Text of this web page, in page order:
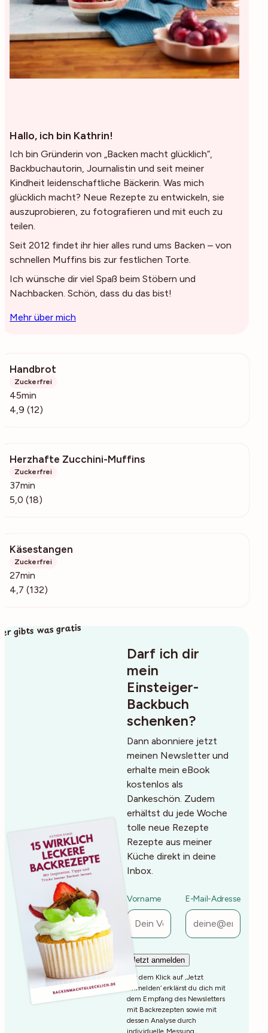
Hallo, ich bin Kathrin!
Ich bin Gründerin von „Backen macht glücklich“,
Backbuchautorin, Journalistin und seit meiner
Kindheit leidenschaftliche Bäckerin. Was mich
glücklich macht? Neue Rezepte zu entwickeln, sie
auszuprobieren, zu fotografieren und mit euch zu
teilen.
Seit 2012 findet ihr hier alles rund ums Backen – von
schnellen Muffins bis zur festlichen Torte.
Ich wünsche dir viel Spaß beim Stöbern und
Nachbacken. Schön, dass du das bist!
Mehr über mich
Handbrot
Zuckerfrei
45min
4,9 (12)
Herzhafte Zucchini-Muffins
Zuckerfrei
37min
5,0 (18)
Käsestangen
Zuckerfrei
27min
4,7 (132)
Darf ich dir
mein
Einsteiger-
Backbuch
schenken?
Dann abonniere jetzt
meinen Newsletter und
erhalte mein eBook
kostenlos als
Dankeschön. Zudem
erhältst du jede Woche
tolle neue Rezepte
Rezepte aus meiner
Küche direkt in deine
Inbox.
Vorname E-Mail-Adresse
Mit dem Klick auf ‚Jetzt
Anmelden‘ erklärst du dich mit
dem Empfang des Newsletters
mit Backrezepten sowie mit
dessen Analyse durch
individuelle Messung,
gibts was gratis